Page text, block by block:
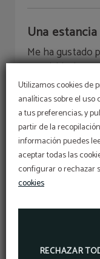
Utilizamos cookies de
analíticas sobre el uso
a tus preferencias, y
partir de la
información puedes
aceptar todas las
configurar o rechazar
cookies
RECHAZAR
Una
Me ha gustado
agradable,
ubicación.
EDUARDO
16/09/2025